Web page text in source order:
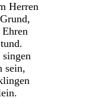
Herren
sein,